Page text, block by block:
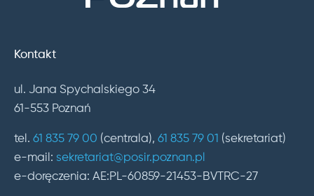
Kontakt
ul. Jana Spychalskiego 34
61-553 Poznań
tel. 61 835 79 00 (centrala), 61 835 79 01 (sekretariat)
e-mail: sekretariat@posir.poznan.pl
e-doręczenia: AE:PL-60859-21453-BVTRC-27